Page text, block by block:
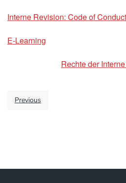
Interne Revision: Code of Conduct
E-Learning
Rechte der
Previous